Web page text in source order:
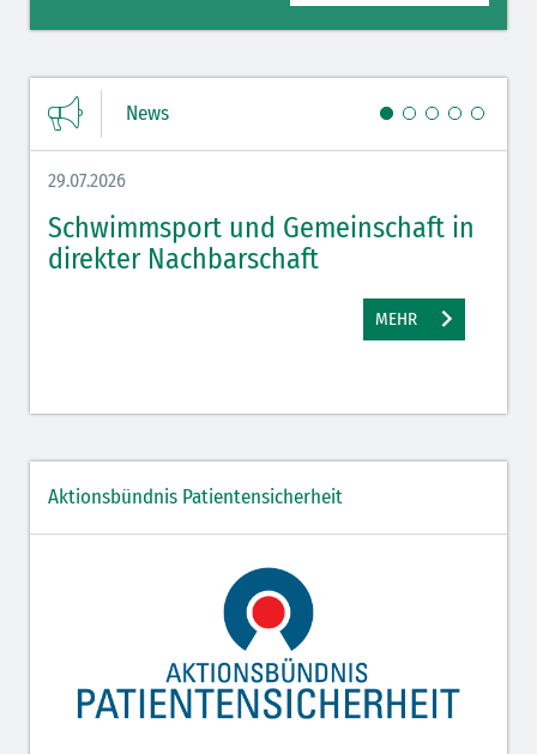
News
29.07.2026
Schwimmsport und Gemeinschaft in
direkter Nachbarschaft
MEHR
Aktionsbündnis Patientensicherheit